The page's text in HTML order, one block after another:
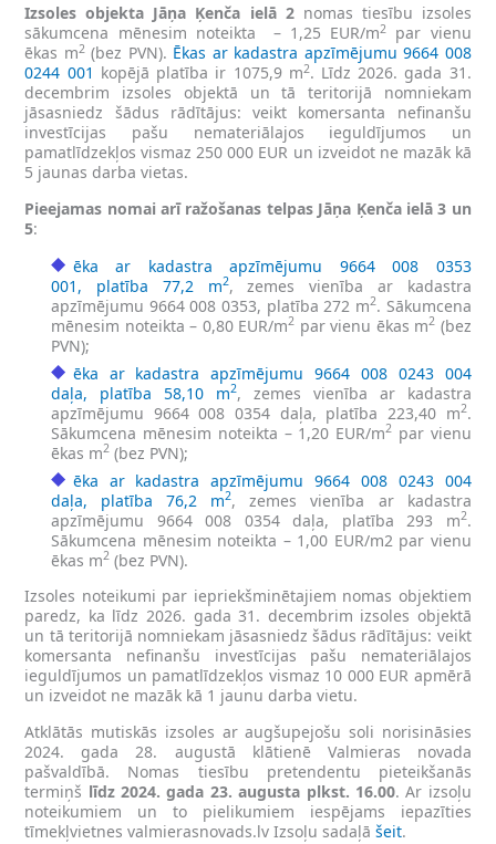
Izsoles objekta Jāņa Ķenča ielā 2nomas tiesību izsoles
sākumcena mēnesim noteikta – 1,25 EUR/m2
par vienu
ēkas m2(bez PVN). Ēkas ar kadastra apzīmējumu 9664 008
0244 001 kopējā platība ir 1075,9 m2. Līdz 2026. gada 31.
decembrim izsoles objektā un tā teritorijā nomniekam
jāsasniedz šādus rādītājus: veikt komersanta nefinanšu
investīcijas pašu nemateriālajos ieguldījumos un
pamatlīdzekļos vismaz 250 000 EUR un izveidot ne mazāk kā
5 jaunas darba vietas.
Pieejamas nomai arī ražošanas telpas Jāņa Ķenča ielā 3 un
5:
ēka ar kadastra apzīmējumu 9664 008 0353
001, platība 77,2 m2, zemes vienība ar kadastra
apzīmējumu 9664 008 0353, platība 272 m2. Sākumcena
mēnesim noteikta – 0,80 EUR/m2 par vienu ēkas m2 (bez
PVN);
ēka ar kadastra apzīmējumu 9664 008 0243 004
daļa, platība 58,10 m2, zemes vienība ar kadastra
apzīmējumu 9664 008 0354 daļa, platība 223,40 m2.
Sākumcena mēnesim noteikta – 1,20 EUR/m2 par vienu
ēkas m2 (bez PVN);
ēka ar kadastra apzīmējumu 9664 008 0243 004
daļa, platība 76,2 m2, zemes vienība ar kadastra
apzīmējumu 9664 008 0354 daļa, platība 293 m2.
Sākumcena mēnesim noteikta – 1,00 EUR/m2 par vienu
ēkas m2 (bez PVN).
Izsoles noteikumi par iepriekšminētajiem nomas objektiem
paredz, ka līdz 2026. gada 31. decembrim izsoles objektā
un tā teritorijā nomniekam jāsasniedz šādus rādītājus: veikt
komersanta nefinanšu investīcijas pašu nemateriālajos
ieguldījumos un pamatlīdzekļos vismaz 10 000 EUR apmērā
un izveidot ne mazāk kā 1 jaunu darba vietu.
Atklātās mutiskās izsoles ar augšupejošu soli norisināsies
2024. gada 28. augustā klātienē Valmieras novada
pašvaldībā. Nomas tiesību pretendentu pieteikšanās
termiņš līdz 2024. gada 23. augusta plkst. 16.00. Ar izsoļu
noteikumiem un to pielikumiem iespējams iepazīties
tīmekļvietnes valmierasnovads.lv Izsoļu sadaļāšeit.